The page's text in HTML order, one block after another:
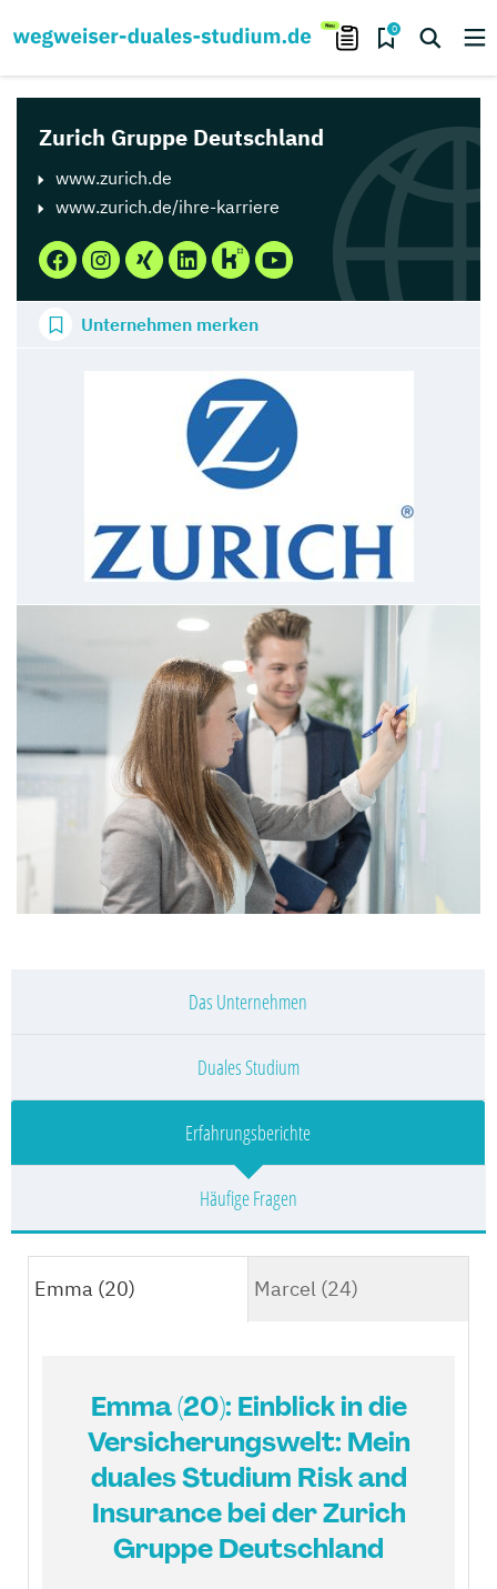
0
Zurich Gruppe Deutschland
www.zurich.de
www.zurich.de/ihre-karriere
Unternehmen merken
Das Unternehmen
Duales Studium
Erfahrungsberichte
Häufige Fragen
Emma (20) Marcel (24)
Emma (20): Einblick in die
Versicherungswelt: Mein
duales Studium Risk and
Insurance bei der Zurich
Gruppe Deutschland